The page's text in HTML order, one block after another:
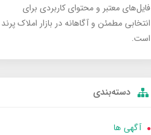
فایل‌های معتبر و محتوای کاربردی برای
انتخابی مطمئن و آگاهانه در بازار املاک پرند
است.
دسته‌بندی
آگهی ها